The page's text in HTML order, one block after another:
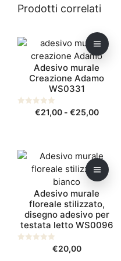
5
essere
pagina
prodotto
Prodotti correlati
Adesivo murale
Creazione Adamo
WS0331
€21,00 - €25,00Fascia
€21,00
a
prodotto
varianti.
Le
opzioni
scelte
nella
pagina
prodotto
Adesivo murale
floreale stilizzato,
disegno adesivo per
testata letto WS0096
€20,00
Questo
prodotto
varianti.
Le
opzioni